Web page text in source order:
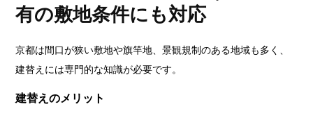
有の敷地条件にも対応
京都は間口が狭い敷地や旗竿地、景観規制のある地域も多く、
建替えには専門的な知識が必要です。
建替えのメリット